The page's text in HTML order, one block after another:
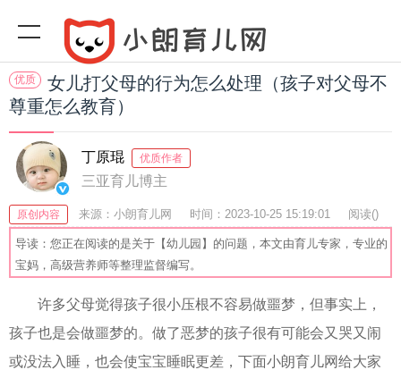
优质
女儿打父母的行为怎么处理（孩子对父母不
尊重怎么教育）
丁原琨 优质作者
三亚育儿博主
原创内容 来源：小朗育儿网 时间：2023-10-25 15:19:01 阅读()
收藏：39 分享：57 爆
导读：您正在阅读的是关于【幼儿园】的问题，本文由育儿专家，专业的
宝妈，高级营养师等整理监督编写。
许多父母觉得孩子很小压根不容易做噩梦，但事实上，
孩子也是会做噩梦的。做了恶梦的孩子很有可能会又哭又闹
或没法入睡，也会使宝宝睡眠更差，下面小朗育儿网给大家